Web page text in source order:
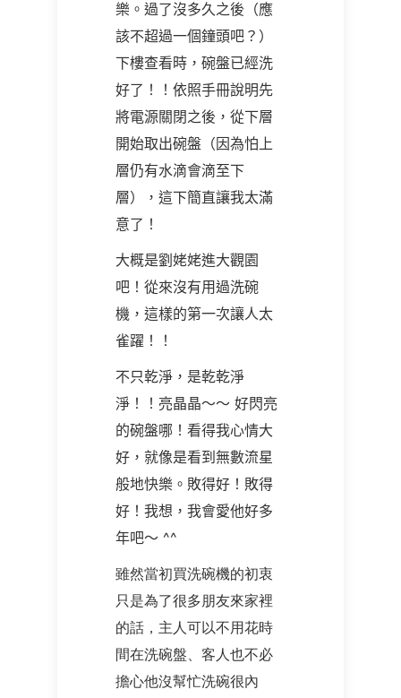
樂。過了沒多久之後（應
該不超過一個鐘頭吧？）
下樓查看時，碗盤已經洗
好了！！依照手冊說明先
將電源關閉之後，從下層
開始取出碗盤（因為怕上
層仍有水滴會滴至下
層），這下簡直讓我太滿
意了！
大概是劉姥姥進大觀園
吧！從來沒有用過洗碗
機，這樣的第一次讓人太
雀躍！！
不只乾淨，是乾乾淨
淨！！亮晶晶～～ 好閃亮
的碗盤哪！看得我心情大
好，就像是看到無數流星
般地快樂。敗得好！敗得
好！我想，我會愛他好多
年吧～ ^^
雖然當初買洗碗機的初衷
只是為了很多朋友來家裡
的話，主人可以不用花時
間在洗碗盤、客人也不必
擔心他沒幫忙洗碗很內